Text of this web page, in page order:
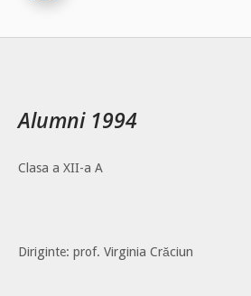
Alumni 1994
Clasa a XII-a A
Diriginte: prof. Virginia Crăciun